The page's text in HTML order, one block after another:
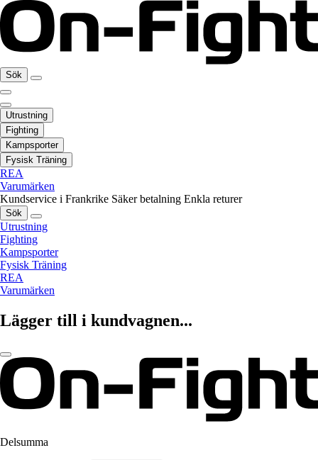
Sök
Utrustning
Fighting
Kampsporter
Fysisk Träning
REA
Varumärken
Kundservice i Frankrike Säker betalning Enkla returer
Sök
Utrustning
Fighting
Kampsporter
Fysisk Träning
REA
Varumärken
Lägger till i kundvagnen...
Delsumma